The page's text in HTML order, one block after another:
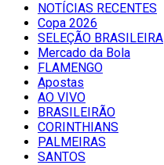
NOTÍCIAS RECENTES
Copa 2026
SELEÇÃO BRASILEIRA
Mercado da Bola
FLAMENGO
Apostas
AO VIVO
BRASILEIRÃO
CORINTHIANS
PALMEIRAS
SANTOS